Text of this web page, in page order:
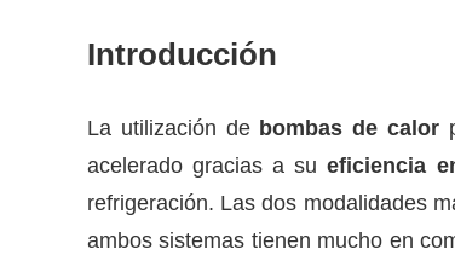
Introducción
La utilización de bombas de calor
acelerado gracias a sueficiencia
refrigeración. Las dos modalidades
ambos sistemas tienen mucho en